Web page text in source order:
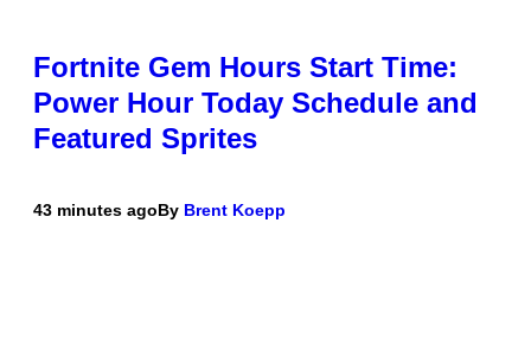
Fortnite Gem Hours Start Time:
Power Hour Today Schedule and
Featured Sprites
43 minutes agoBy Brent Koepp